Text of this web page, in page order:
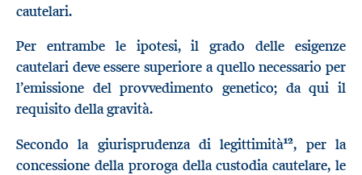
cautelari.
Per entrambe le ipotesi, il grado delle esigenze
cautelari deve essere superiore a quello necessario per
l’emissione del provvedimento genetico; da qui il
requisito della gravità.
Secondo la giurisprudenza di legittimità12, per la
concessione della proroga della custodia cautelare, le